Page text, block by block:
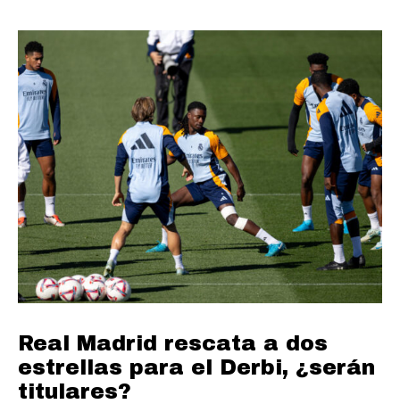
Real Madrid rescata a dos
estrellas para el Derbi, ¿serán
titulares?